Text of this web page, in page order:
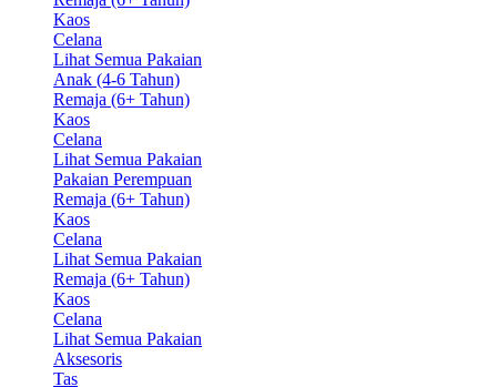
Kaos
Celana
Lihat Semua Pakaian
Anak (4-6 Tahun)
Remaja (6+ Tahun)
Kaos
Celana
Lihat Semua Pakaian
Pakaian Perempuan
Remaja (6+ Tahun)
Kaos
Celana
Lihat Semua Pakaian
Remaja (6+ Tahun)
Kaos
Celana
Lihat Semua Pakaian
Aksesoris
Tas